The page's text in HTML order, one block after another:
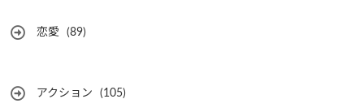
恋愛 (89)
アクション (105)